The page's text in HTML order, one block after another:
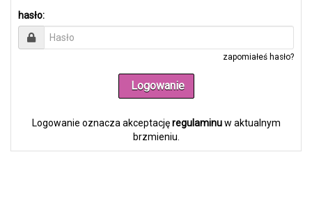
hasło:
zapomiałeś hasło?
Logowanie
Logowanie oznacza akceptacjęregulaminuw aktualnym
brzmieniu.